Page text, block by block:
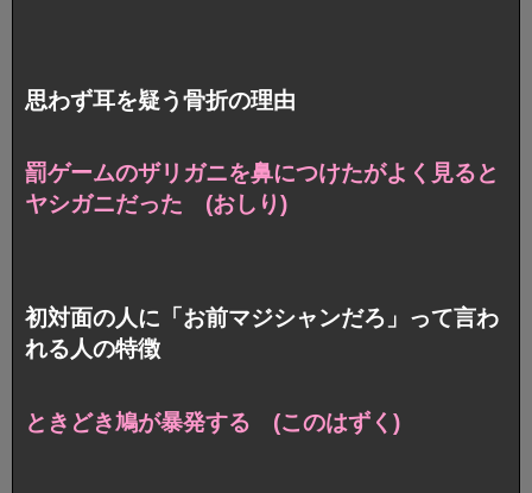
思わず耳を疑う骨折の理由
罰ゲームのザリガニを鼻につけたがよく見ると
ヤシガニだった (おしり)
初対面の人に「お前マジシャンだろ」って言わ
れる人の特徴
ときどき鳩が暴発する (このはずく)